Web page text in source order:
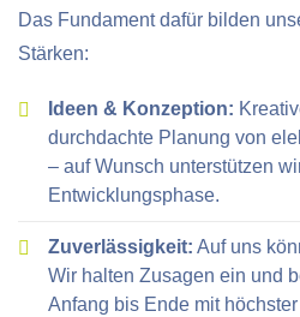
Das Fundament dafür bilden
Stärken:
Ideen & Konzeption:
durchdachte Planung von
– auf Wunsch unterstützen
Entwicklungsphase.
Zuverlässigkeit: Auf uns
Wir halten Zusagen ein und
Anfang bis Ende mit